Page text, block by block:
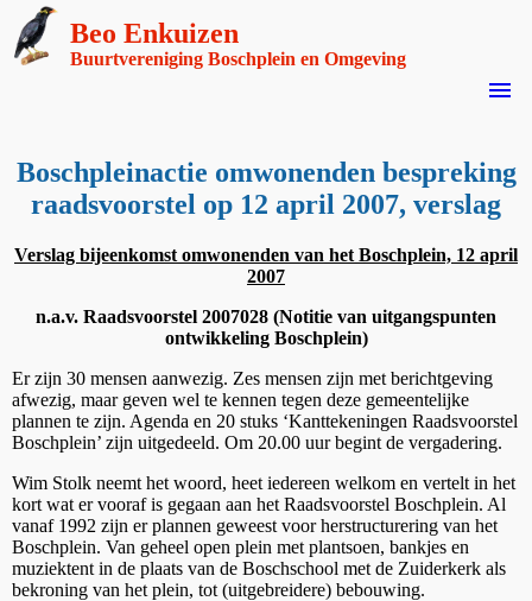
Beo Enkuizen
Buurtvereniging Boschplein en Omgeving
menu
Boschpleinactie omwonenden bespreking
raadsvoorstel op 12 april 2007, verslag
Verslag bijeenkomst omwonenden van het Boschplein, 12 april
2007
n.a.v. Raadsvoorstel 2007028 (Notitie van uitgangspunten
ontwikkeling Boschplein)
Er zijn 30 mensen aanwezig. Zes mensen zijn met berichtgeving
afwezig, maar geven wel te kennen tegen deze gemeentelijke
plannen te zijn. Agenda en 20 stuks ‘Kanttekeningen Raadsvoorstel
Boschplein’ zijn uitgedeeld. Om 20.00 uur begint de vergadering.
Wim Stolk neemt het woord, heet iedereen welkom en vertelt in het
kort wat er vooraf is gegaan aan het Raadsvoorstel Boschplein. Al
vanaf 1992 zijn er plannen geweest voor herstructurering van het
Boschplein. Van geheel open plein met plantsoen, bankjes en
muziektent in de plaats van de Boschschool met de Zuiderkerk als
bekroning van het plein, tot (uitgebreidere) bebouwing.